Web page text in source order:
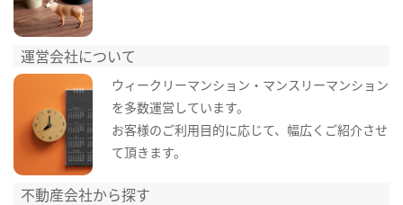
運営会社について
ウィークリーマンション・マンスリーマンション
を多数運営しています。
お客様のご利用目的に応じて、幅広くご紹介させ
て頂きます。
不動産会社から探す